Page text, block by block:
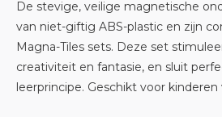
De stevige, veilige magnetische
van niet-giftig ABS-plastic en zijn
Magna-Tiles sets. Deze set
creativiteit en fantasie, en sluit
leerprincipe. Geschikt voor kinderen